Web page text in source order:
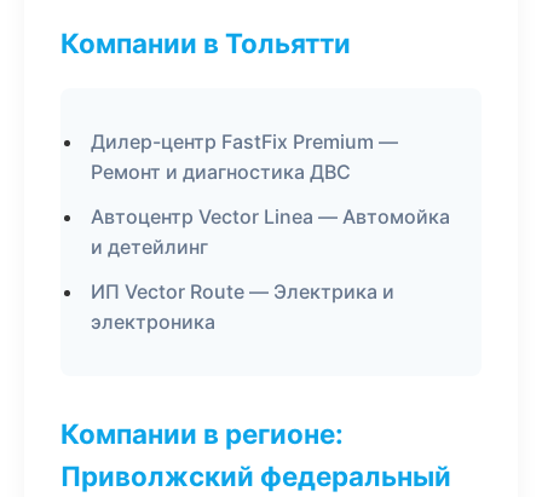
Компании в Тольятти
Дилер-центр FastFix Premium —
Ремонт и диагностика ДВС
Автоцентр Vector Linea — Автомойка
и детейлинг
ИП Vector Route — Электрика и
электроника
Компании в регионе:
Приволжский федеральный